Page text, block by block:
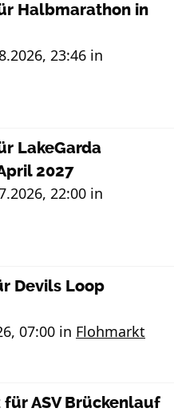
Halbmarathon in
23:46 in
LakeGarda
2027
22:00 in
Devils Loop
07:00 in Flohmarkt
ASV Brückenlauf